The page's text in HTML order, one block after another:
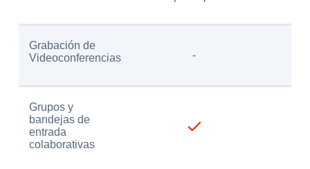
Grabación de
Videoconferencias
-
Grupos y
bandejas de
entrada
colaborativas